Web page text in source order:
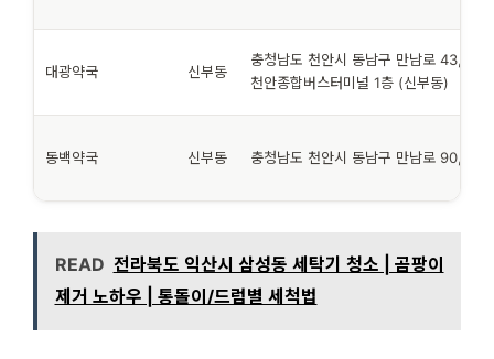
대광약국 신부동
충청남도 천안시 동남구 만남로 43, 신
천안종합버스터미널 1층 (신부동)
동백약국 신부동 충청남도 천안시 동남구 만남로 90, 1층
READ 전라북도 익산시 삼성동 세탁기 청소 | 곰팡이
제거 노하우 | 통돌이/드럼별 세척법